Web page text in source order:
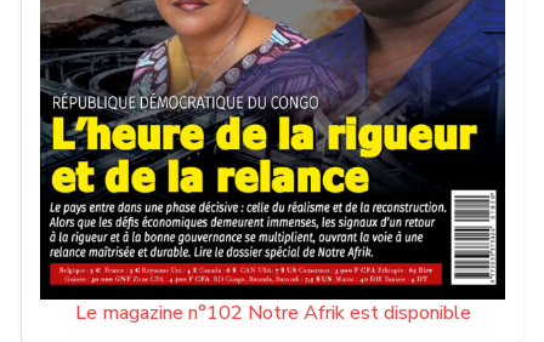
Le magazine n°102 Notre Afrik est disponible